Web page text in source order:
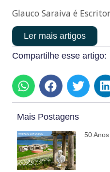
Glauco Saraiva é
Ler mais artigos
Compartilhe esse artigo:
Mais Postagens
50